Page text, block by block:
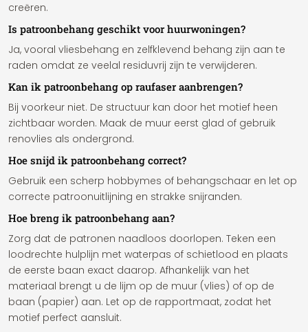
creëren.
Is patroonbehang geschikt voor huurwoningen?
Ja, vooral vliesbehang en zelfklevend behang zijn aan te
raden omdat ze veelal residuvrij zijn te verwijderen.
Kan ik patroonbehang op raufaser aanbrengen?
Bij voorkeur niet. De structuur kan door het motief heen
zichtbaar worden. Maak de muur eerst glad of gebruik
renovlies als ondergrond.
Hoe snijd ik patroonbehang correct?
Gebruik een scherp hobbymes of behangschaar en let op
correcte patroonuitlijning en strakke snijranden.
Hoe breng ik patroonbehang aan?
Zorg dat de patronen naadloos doorlopen. Teken een
loodrechte hulplijn met waterpas of schietlood en plaats
de eerste baan exact daarop. Afhankelijk van het
materiaal brengt u de lijm op de muur (vlies) of op de
baan (papier) aan. Let op de rapportmaat, zodat het
motief perfect aansluit.